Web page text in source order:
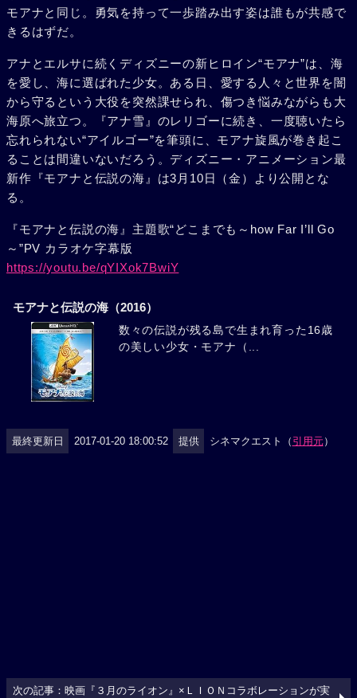
モアナと同じ。勇気を持って一歩踏み出す姿は誰もが共感で
きるはずだ。
アナとエルサに続くディズニーの新ヒロイン“モアナ”は、海
を愛し、海に選ばれた少女。ある日、愛する人々と世界を闇
から守るという大役を突然課せられ、傷つき悩みながらも大
海原へ旅立つ。『アナ雪』のレリゴーに続き、一度聴いたら
忘れられない“アイルゴー”を筆頭に、モアナ旋風が巻き起こ
ることは間違いないだろう。ディズニー・アニメーション最
新作『モアナと伝説の海』は3月10日（金）より公開とな
る。
『モアナと伝説の海』主題歌“どこまでも～how Far I’ll Go
～”PV カラオケ字幕版
https://youtu.be/qYIXok7BwiY
モアナと伝説の海（2016）
数々の伝説が残る島で生まれ育った16歳
の美しい少女・モアナ（...
最終更新日 2017-01-20 18:00:52 提供 シネマクエスト（ 引用元）
次の記事：映画『３月のライオン』×ＬＩＯＮコラボレーションが実